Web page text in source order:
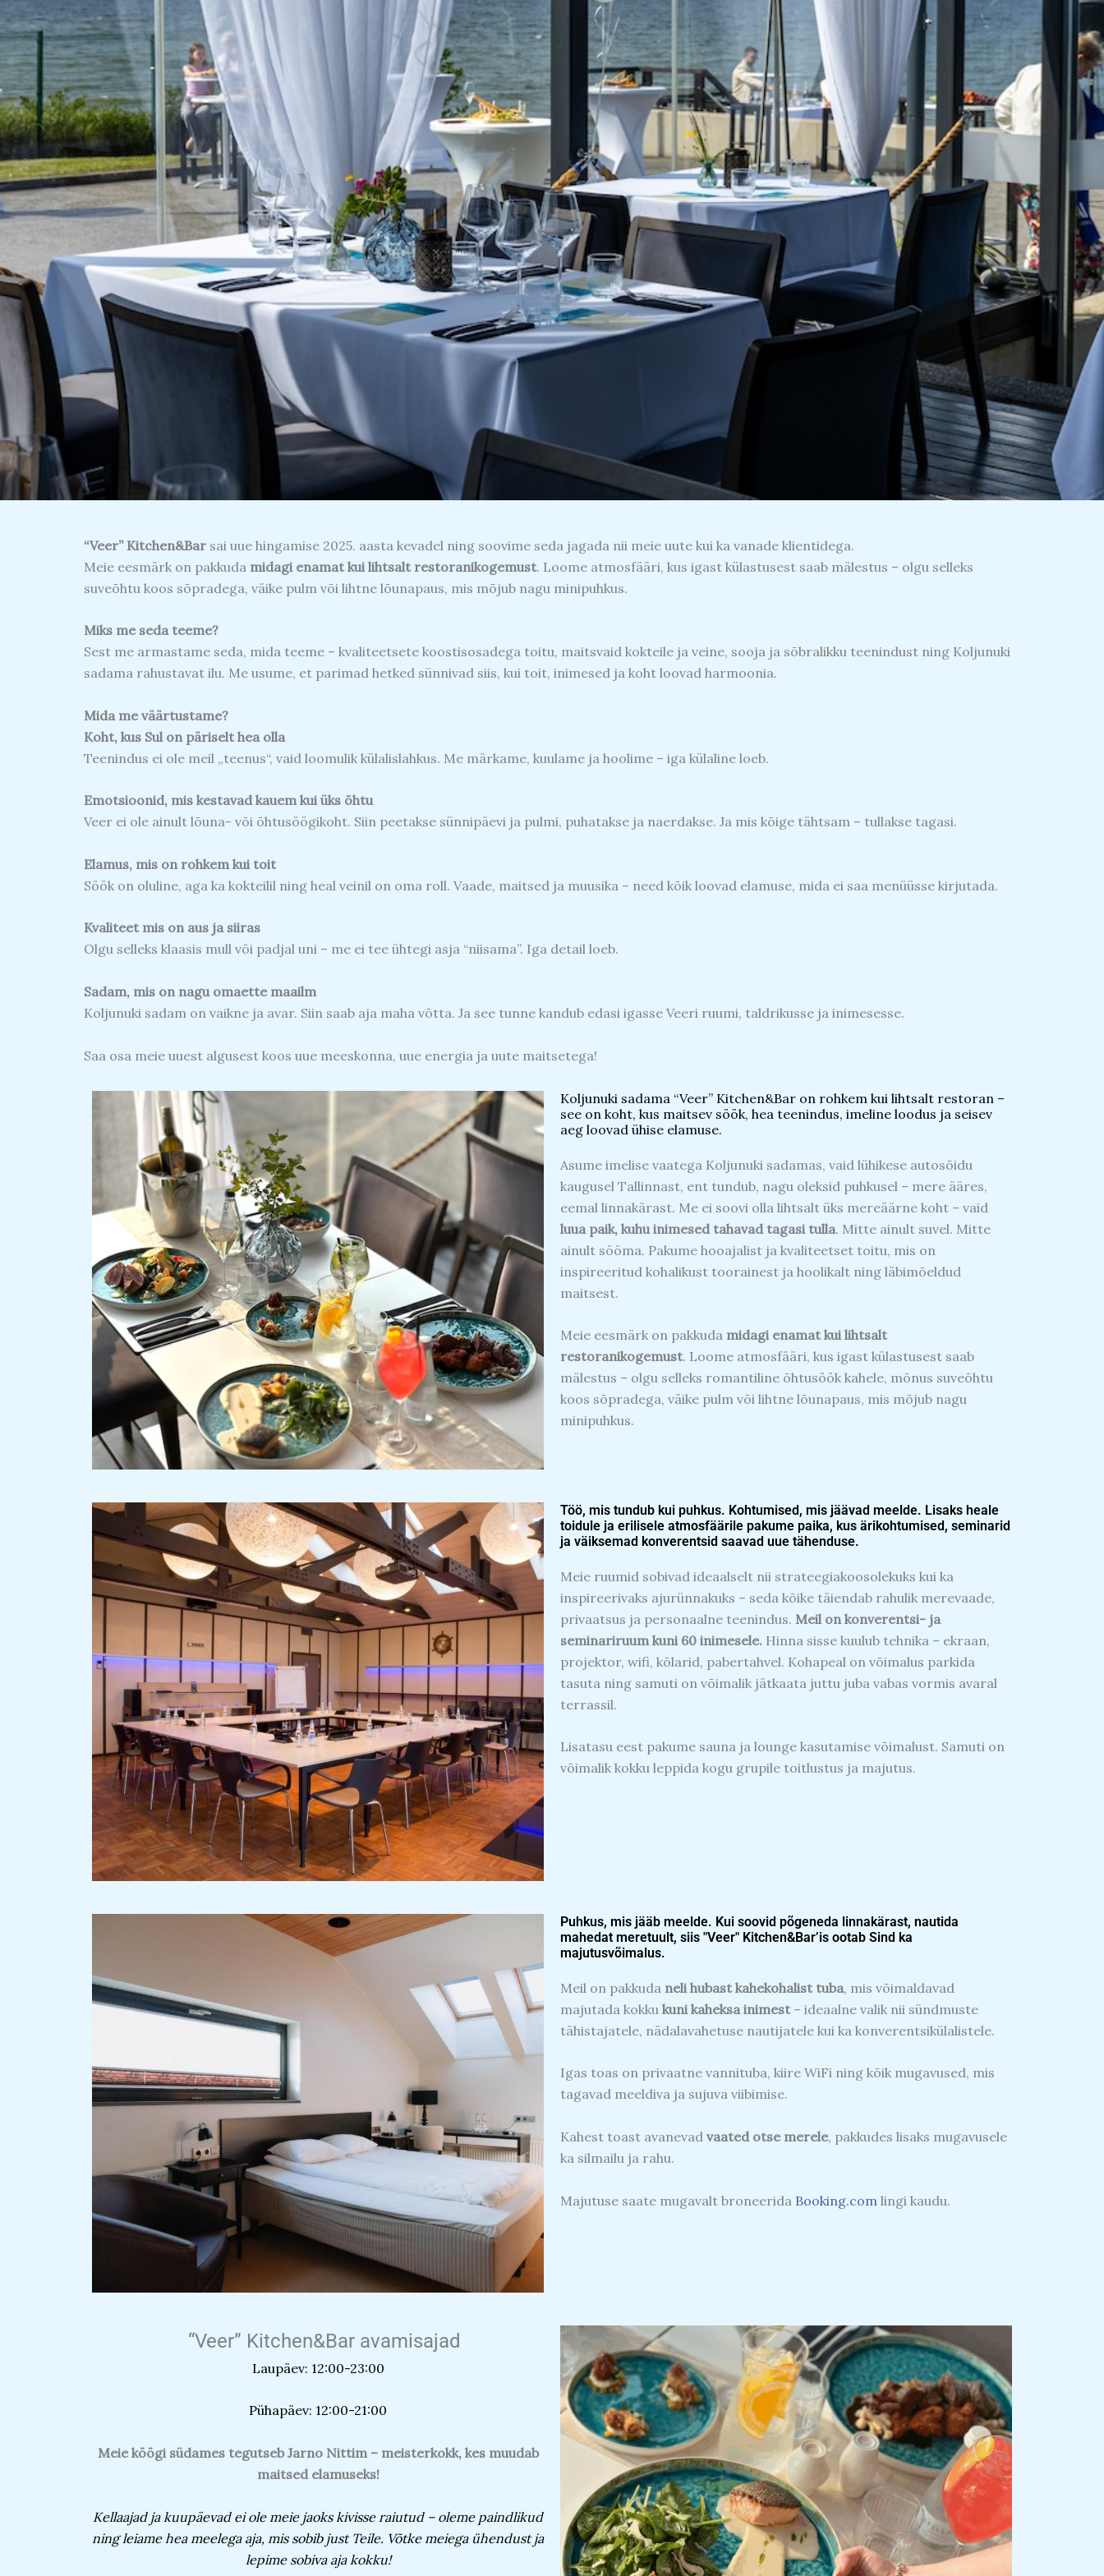
“Veer” Kitchen&Bar sai uue hingamise 2025. aasta kevadel ning soovime seda jagada nii meie uute kui ka vanade klientidega.
Meie eesmärk on pakkuda midagi enamat kui lihtsalt restoranikogemust. Loome atmosfääri, kus igast külastusest saab mälestus – olgu selleks
suveõhtu koos sõpradega, väike pulm või lihtne lõunapaus, mis mõjub nagu minipuhkus.
Miks me seda teeme?
Sest me armastame seda, mida teeme – kvaliteetsete koostisosadega toitu, maitsvaid kokteile ja veine, sooja ja sõbralikku teenindust ning Koljunuki
sadama rahustavat ilu. Me usume, et parimad hetked sünnivad siis, kui toit, inimesed ja koht loovad harmoonia.
Mida me väärtustame?
Koht, kus Sul on päriselt hea olla
Teenindus ei ole meil „teenus“, vaid loomulik külalislahkus. Me märkame, kuulame ja hoolime – iga külaline loeb.
Emotsioonid, mis kestavad kauem kui üks õhtu
Veer ei ole ainult lõuna- või õhtusöögikoht. Siin peetakse sünnipäevi ja pulmi, puhatakse ja naerdakse. Ja mis kõige tähtsam – tullakse tagasi.
Elamus, mis on rohkem kui toit
Söök on oluline, aga ka kokteilil ning heal veinil on oma roll. Vaade, maitsed ja muusika – need kõik loovad elamuse, mida ei saa menüüsse kirjutada.
Kvaliteet mis on aus ja siiras
Olgu selleks klaasis mull või padjal uni – me ei tee ühtegi asja “niisama”. Iga detail loeb.
Sadam, mis on nagu omaette maailm
Koljunuki sadam on vaikne ja avar. Siin saab aja maha võtta. Ja see tunne kandub edasi igasse Veeri ruumi, taldrikusse ja inimesesse.
Saa osa meie uuest algusest koos uue meeskonna, uue energia ja uute maitsetega!
Koljunuki sadama “Veer” Kitchen&Bar on rohkem kui lihtsalt restoran –
see on koht, kus maitsev söök, hea teenindus, imeline loodus ja seisev
aeg loovad ühise elamuse.​
Asume imelise vaatega Koljunuki sadamas, vaid lühikese autosõidu
kaugusel Tallinnast, ent tundub, nagu oleksid puhkusel – mere ääres,
eemal linnakärast. Me ei soovi olla lihtsalt üks mereäärne koht – vaid
luua paik, kuhu inimesed tahavad tagasi tulla. Mitte ainult suvel. Mitte
ainult sööma. Pakume hooajalist ja kvaliteetset toitu, mis on
inspireeritud kohalikust toorainest ja hoolikalt ning läbimõeldud
maitsest.
Meie eesmärk on pakkuda midagi enamat kui lihtsalt
restoranikogemust. Loome atmosfääri, kus igast külastusest saab
mälestus – olgu selleks romantiline õhtusöök kahele, mõnus suveõhtu
koos sõpradega, väike pulm või lihtne lõunapaus, mis mõjub nagu
minipuhkus.
Töö, mis tundub kui puhkus. Kohtumised, mis jäävad meelde. Lisaks heale
toidule ja erilisele atmosfäärile pakume paika, kus ärikohtumised, seminarid
ja väiksemad konverentsid saavad uue tähenduse.
Meie ruumid sobivad ideaalselt nii strateegiakoosolekuks kui ka
inspireerivaks ajurünnakuks – seda kõike täiendab rahulik merevaade,
privaatsus ja personaalne teenindus. Meil on konverentsi- ja
seminariruum kuni 60 inimesele. Hinna sisse kuulub tehnika – ekraan,
projektor, wifi, kõlarid, pabertahvel. Kohapeal on võimalus parkida
tasuta ning samuti on võimalik jätkaata juttu juba vabas vormis avaral
terrassil.
Lisatasu eest pakume sauna ja lounge kasutamise võimalust. Samuti on
võimalik kokku leppida kogu grupile toitlustus ja majutus.
Puhkus, mis jääb meelde. Kui soovid põgeneda linnakärast, nautida
mahedat meretuult, siis "Veer" Kitchen&Bar’is ootab Sind ka
majutusvõimalus.
Meil on pakkuda neli hubast kahekohalist tuba, mis võimaldavad
majutada kokku kuni kaheksa inimest– ideaalne valik nii sündmuste
tähistajatele, nädalavahetuse nautijatele kui ka konverentsikülalistele.
Igas toas on privaatne vannituba, kiire WiFi ning kõik mugavused, mis
tagavad meeldiva ja sujuva viibimise.
Kahest toast avanevad vaated otse merele, pakkudes lisaks mugavusele
ka silmailu ja rahu.
Majutuse saate mugavalt broneerida Booking.com lingi kaudu.
“Veer” Kitchen&Bar avamisajad
Laupäev: 12:00-23:00
Pühapäev: 12:00-21:00
Meie köögi südames tegutseb Jarno Nittim – meisterkokk, kes muudab
maitsed elamuseks!
Kellaajad ja kuupäevad ei ole meie jaoks kivisse raiutud – oleme paindlikud
ning leiame hea meelega aja, mis sobib just Teile. Võtke meiega ühendust ja
lepime sobiva aja kokku!